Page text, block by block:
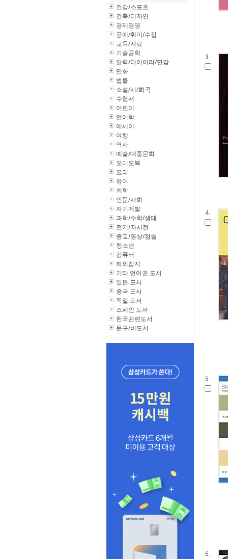
건강/스포츠
건축/디자인
경제경영
공예/취미/수집
교육/자료
기술공학
달력/다이어리/연감
만화
법률
소설/시/희곡
수험서
어린이
언어학
에세이
여행
역사
예술/대중문화
오디오북
요리
유머
의학
인문/사회
자기계발
과학/수학/생태
전기/자서전
종교/명상/점술
청소년
컴퓨터
해외잡지
기타 언어권 도서
일본 도서
중국 도서
독일 도서
스페인 도서
한국관련도서
문구/비도서
3.
4.
5.
6.